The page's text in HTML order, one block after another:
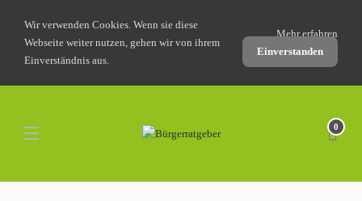
Wir verwenden Cookies. Wenn sie diese
Webseite weiter nutzen, gehen wir von ihrem
Einverständnis aus.
Mehr erfahren
Einverstanden
0